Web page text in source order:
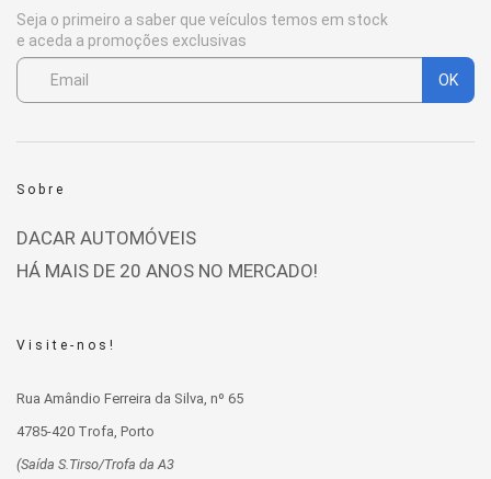
Seja o primeiro a saber que veículos temos em stock
e aceda a promoções exclusivas
OK
Sobre
DACAR AUTOMÓVEIS
HÁ MAIS DE 20 ANOS NO MERCADO!
Visite-nos!
Rua Amândio Ferreira da Silva, nº 65
4785-420 Trofa, Porto
(Saída S.Tirso/Trofa da A3